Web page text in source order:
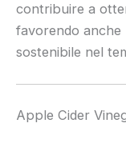
contribuire a
favorendo
sostenibile nel
Apple Cider